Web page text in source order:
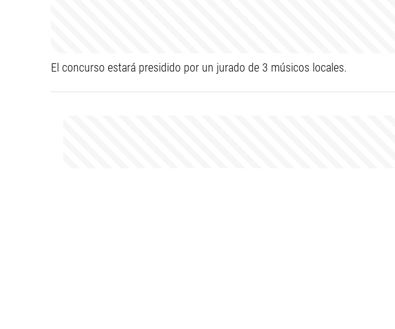
El concurso estará presidido por un jurado de 3 músicos locales.